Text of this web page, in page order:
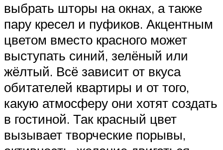
выбрать шторы на окнах, а также
пару кресел и пуфиков. Акцентным
цветом вместо красного может
выступать синий, зелёный или
жёлтый. Всё зависит от вкуса
обитателей квартиры и от того,
какую атмосферу они хотят создать
в гостиной. Так красный цвет
вызывает творческие порывы,